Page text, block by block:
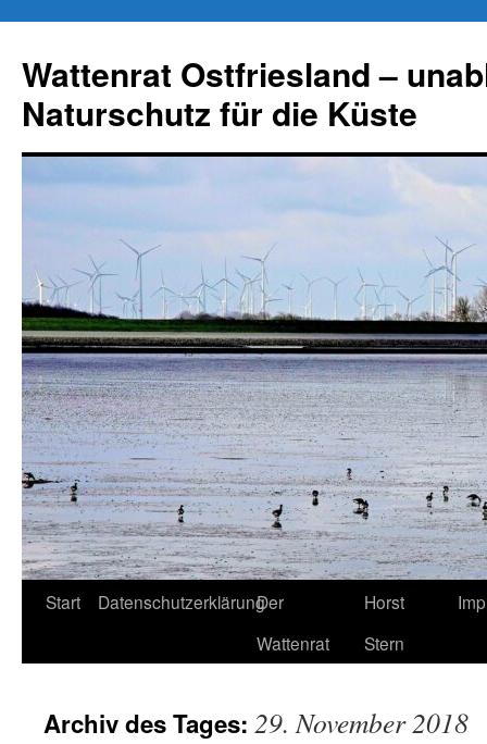
springen
Wattenrat Ostfriesland –
Naturschutz für die Küste
Start DatenschutzerklärungDer
Wattenrat
Horst
Stern
Archiv des Tages: 29. November 2018